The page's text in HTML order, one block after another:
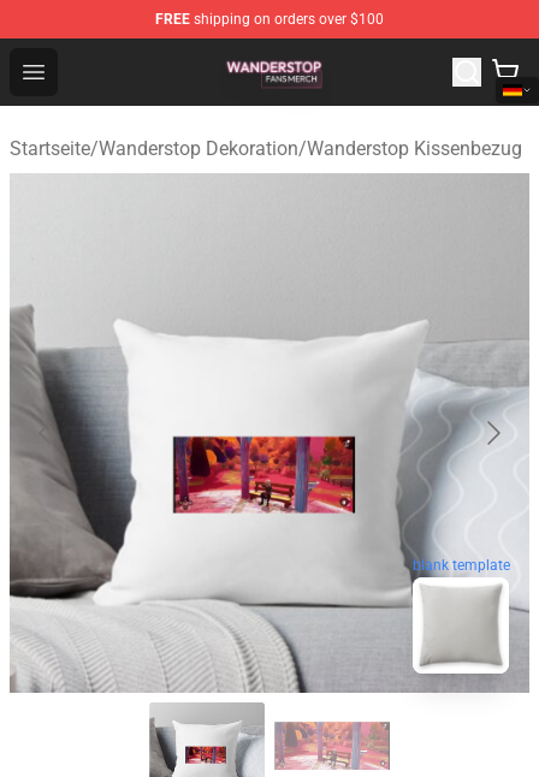
FREE shipping on orders over $100
Open menu
Wanderstop Shop - Official Wanderstop Merchandise
Startseite/Wanderstop Dekoration/Wanderstop Kissenbezug
blank template